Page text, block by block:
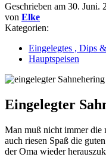
Geschrieben am 30. Juni.
von Elke
Kategorien:
Eingelegtes , Dips
Hauptspeisen
Eingelegter
Man muß nicht immer die
auch riesen Spaß die
der Oma wieder